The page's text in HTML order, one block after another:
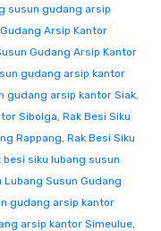
susun gudang arsip
Arsip Kantor
Gudang Arsip Kantor
gudang arsip kantor
gudang arsip kantor Siak,
Sibolga, Rak Besi Siku
Rappang, Rak Besi Siku
besi siku lubang susun
Lubang Susun Gudang
gudang arsip kantor
arsip kantor Simeulue,